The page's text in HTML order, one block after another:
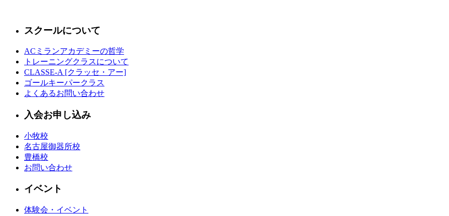
スクールについて
ACミランアカデミーの哲学
トレーニングクラスについて
CLASSE-A [クラッセ・アー]
ゴールキーパークラス
よくあるお問い合わせ
入会お申し込み
小牧校
名古屋御器所校
豊橋校
お問い合わせ
イベント
体験会・イベント